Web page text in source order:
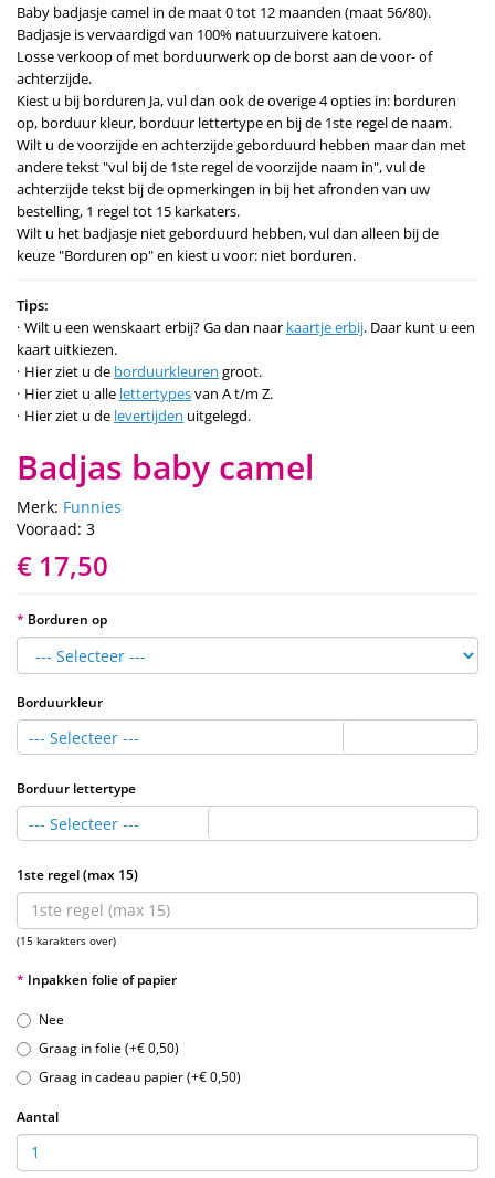
Baby badjasje camel in de maat 0 tot 12 maanden (maat 56/80).
Badjasje is vervaardigd van 100% natuurzuivere katoen.
Losse verkoop of met borduurwerk op de borst aan de voor- of
achterzijde.
Kiest u bij borduren Ja, vul dan ook de overige 4 opties in: borduren
op, borduur kleur, borduur lettertype en bij de 1ste regel de naam.
Wilt u de voorzijde en achterzijde geborduurd hebben maar dan met
andere tekst "vul bij de 1ste regel de voorzijde naam in", vul de
achterzijde tekst bij de opmerkingen in bij het afronden van uw
bestelling, 1 regel tot 15 karkaters.
Wilt u het badjasje niet geborduurd hebben, vul dan alleen bij de
keuze "Borduren op" en kiest u voor: niet borduren.
Tips:
Wilt u een wenskaart erbij? Ga dan naar kaartje erbij. Daar kunt u een
kaart uitkiezen.
Hier ziet u de borduurkleuren groot.
Hier ziet u alle lettertypesvan A t/m Z.
Hier ziet u de levertijden uitgelegd.
Badjas baby camel
Merk: Funnies
Vooraad: 3
€ 17,50
Borduren op
Borduurkleur
--- Selecteer ---
Borduur lettertype
--- Selecteer ---
1ste regel (max 15)
(15 karakters over)
Inpakken folie of papier
Nee
Graag in folie (+€ 0,50)
Graag in cadeau papier (+€ 0,50)
Aantal